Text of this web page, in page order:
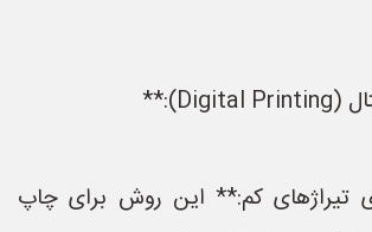
تیراژهای کم:** این روش برای چاپ